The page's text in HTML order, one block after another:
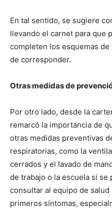
En tal sentido, se sugiere
llevando el carnet para que
completen los esquemas de
de corresponder.
Otras medidas de
Por otro lado, desde la
remarcó la importancia de
otras medidas preventivas
respiratorias, como la
cerrados y el lavado de
de trabajo o la escuela si se
consultar al equipo de
primeros síntomas,